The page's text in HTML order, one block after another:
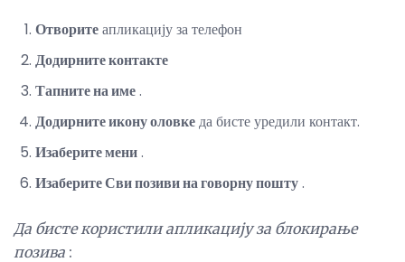
Отворитеапликацију за телефон
Додирните контакте
Тапните на име.
Додирните икону оловкеда бисте уредили контакт.
Изаберите мени.
Изаберите Сви позиви на говорну пошту.
Да бисте користили апликацију за блокирање
позива :